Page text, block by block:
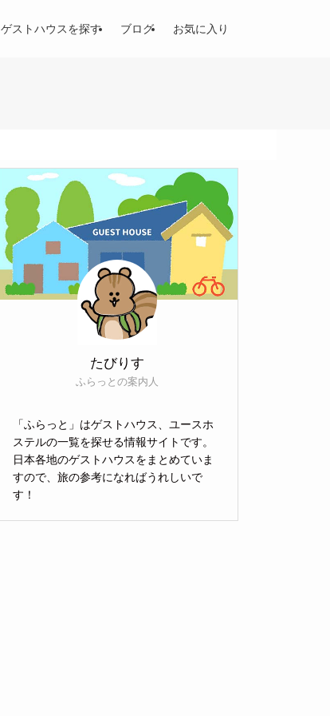
ゲストハウスを探す ブログ お気に入り
たびりす
ふらっとの案内人
「ふらっと」はゲストハウス、ユースホ
ステルの一覧を探せる情報サイトです。
日本各地のゲストハウスをまとめていま
すので、旅の参考になればうれしいで
す！